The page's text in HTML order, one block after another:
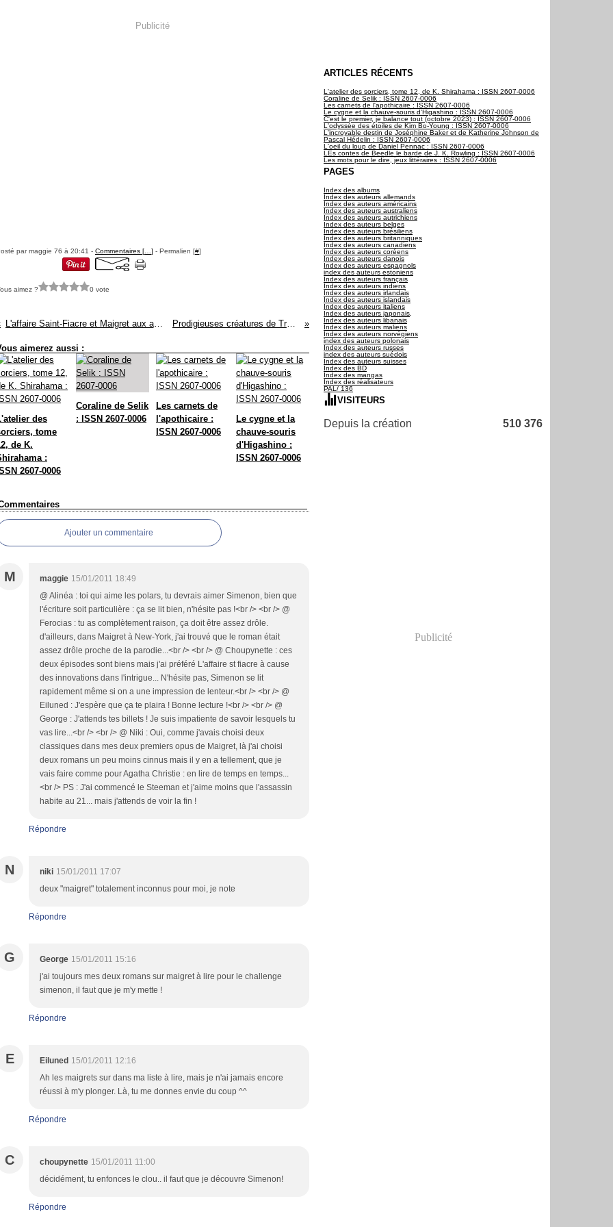
Publicité
par maggie 76 à 20:41 - Commentaires [ ] - Permalien [#]
aimez ? 0 vote
L'affaire Saint-Fiacre et Maigret aux assises de Simenon : ISSN 2607-0006 Prodigieuses créatures de Tracy Chevalier : ISSN 2607-0006
aimerez aussi :
des
tome
de K.
:
2607-0006
Coraline de Selik
: ISSN 2607-0006
Les carnets de
l'apothicaire :
ISSN 2607-0006
Le cygne et la
chauve-souris
d'Higashino :
ISSN 2607-0006
Ajouter un commentaire
M maggie 15/01/2011 18:49
@ Alinéa : toi qui aime les polars, tu devrais aimer Simenon, bien que
l'écriture soit particulière : ça se lit bien, n'hésite pas !<br /> <br /> @
Ferocias : tu as complètement raison, ça doit être assez drôle.
d'ailleurs, dans Maigret à New-York, j'ai trouvé que le roman était
assez drôle proche de la parodie...<br /> <br /> @ Choupynette : ces
deux épisodes sont biens mais j'ai préféré L'affaire st fiacre à cause
des innovations dans l'intrigue... N'hésite pas, Simenon se lit
rapidement même si on a une impression de lenteur.<br /> <br /> @
Eiluned : J'espère que ça te plaira ! Bonne lecture !<br /> <br /> @
George : J'attends tes billets ! Je suis impatiente de savoir lesquels tu
vas lire...<br /> <br /> @ Niki : Oui, comme j'avais choisi deux
classiques dans mes deux premiers opus de Maigret, là j'ai choisi
deux romans un peu moins cinnus mais il y en a tellement, que je
vais faire comme pour Agatha Christie : en lire de temps en temps...
<br /> PS : J'ai commencé le Steeman et j'aime moins que l'assassin
habite au 21... mais j'attends de voir la fin !
Répondre
N niki 15/01/2011 17:07
deux "maigret" totalement inconnus pour moi, je note
Répondre
G George 15/01/2011 15:16
j'ai toujours mes deux romans sur maigret à lire pour le challenge
simenon, il faut que je m'y mette !
Répondre
E Eiluned 15/01/2011 12:16
Ah les maigrets sur dans ma liste à lire, mais je n'ai jamais encore
réussi à m'y plonger. Là, tu me donnes envie du coup ^^
Répondre
C choupynette 15/01/2011 11:00
décidément, tu enfonces le clou.. il faut que je découvre Simenon!
Répondre
ARTICLES RÉCENTS
L'atelier des sorciers, tome 12, de K. Shirahama : ISSN 2607-0006
Coraline de Selik : ISSN 2607-0006
Les carnets de l'apothicaire : ISSN 2607-0006
Le cygne et la chauve-souris d'Higashino : ISSN 2607-0006
C'est le premier, je balance tout (octobre 2023) : ISSN 2607-0006
L'odyssée des étoiles de Kim Bo-Young : ISSN 2607-0006
L'incroyable destin de Joséphine Baker et de Katherine Johnson de
Pascal Hédelin : ISSN 2607-0006
L'oeil du loup de Daniel Pennac : ISSN 2607-0006
LEs contes de Beedle le barde de J. K. Rowling : ISSN 2607-0006
Les mots pour le dire, jeux littéraires : ISSN 2607-0006
PAGES
Index des albums
Index des auteurs allemands
Index des auteurs américains
Index des auteurs australiens
Index des auteurs autrichiens
Index des auteurs belges
Index des auteurs brésiliens
Index des auteurs britanniques
Index des auteurs canadiens
Index des auteurs coréens
Index des auteurs danois
Index des auteurs espagnols
index des auteurs estoniens
Index des auteurs français
Index des auteurs indiens
Index des auteurs irlandais
Index des auteurs islandais
Index des auteurs italiens
Index des auteurs japonais,
Index des auteurs libanais
Index des auteurs maliens
Index des auteurs norvégiens
index des auteurs polonais
Index des auteurs russes
index des auteurs suédois
Index des auteurs suisses
Index des BD
Index des mangas
Index des réalisateurs
PAL/ 136
VISITEURS
Depuis la création 510 376
Publicité